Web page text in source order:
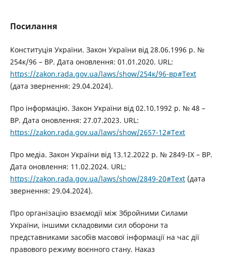
Посилання
Конституція України. Закон України від 28.06.1996 р. №
254к/96 – ВР. Дата оновлення: 01.01.2020. URL:
https://zakon.rada.gov.ua/laws/show/254к/96-вр#Text
(дата звернення: 29.04.2024).
Про інформацію. Закон України від 02.10.1992 р. № 48 –
ВР. Дата оновлення: 27.07.2023. URL:
https://zakon.rada.gov.ua/laws/show/2657-12#Text
Про медіа. Закон України від 13.12.2022 р. № 2849-IX – ВР.
Дата оновлення: 11.02.2024. URL:
https://zakon.rada.gov.ua/laws/show/2849-20#Text(дата
звернення: 29.04.2024).
Про організацію взаємодії між Збройними Силами
України, іншими складовими сил оборони та
представниками засобів масової інформації на час дії
правового режиму воєнного стану. Наказ